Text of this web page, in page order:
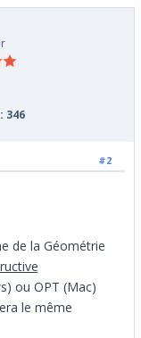
346
#2
de la Géométrie
ou OPT (Mac)
le même